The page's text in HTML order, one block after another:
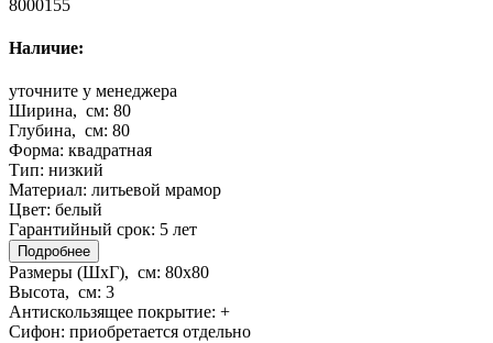
8000155
Наличие:
уточните у менеджера
Ширина, см: 80
Глубина, см: 80
Форма: квадратная
Тип: низкий
Материал: литьевой мрамор
Цвет: белый
Гарантийный срок: 5 лет
Подробнее
Размеры (ШхГ), см: 80x80
Высота, см: 3
Антискользящее покрытие: +
Сифон: приобретается отдельно